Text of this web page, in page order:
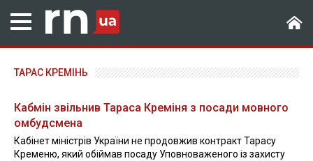
ТАРАС КРЕМІНЬ
Кабмін звільнив Тараса Креміня з посади мовного
омбудсмена
Кабінет міністрів України не продовжив контракт Тарасу
Кременю, який обіймав посаду Уповноваженого із захисту